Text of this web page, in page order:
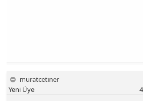
muratcetiner
Yeni Üye